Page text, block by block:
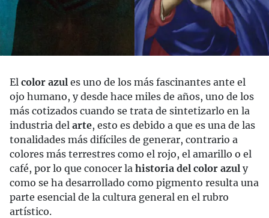
El color azul es uno de los más fascinantes ante el
ojo humano, y desde hace miles de años, uno de los
más cotizados cuando se trata de sintetizarlo en la
industria del arte, esto es debido a que es una de las
tonalidades más difíciles de generar, contrario a
colores más terrestres como el rojo, el amarillo o el
café, por lo que conocer la historia del color azul y
como se ha desarrollado como pigmento resulta una
parte esencial de la cultura general en el rubro
artístico.